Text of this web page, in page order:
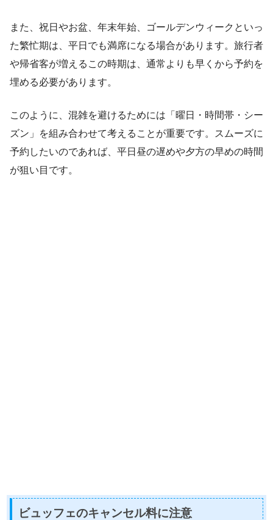
また、祝日やお盆、年末年始、ゴールデンウィークといっ
た繁忙期は、平日でも満席になる場合があります。旅行者
や帰省客が増えるこの時期は、通常よりも早くから予約を
埋める必要があります。
このように、混雑を避けるためには「曜日・時間帯・シー
ズン」を組み合わせて考えることが重要です。スムーズに
予約したいのであれば、平日昼の遅めや夕方の早めの時間
が狙い目です。
ビュッフェのキャンセル料に注意